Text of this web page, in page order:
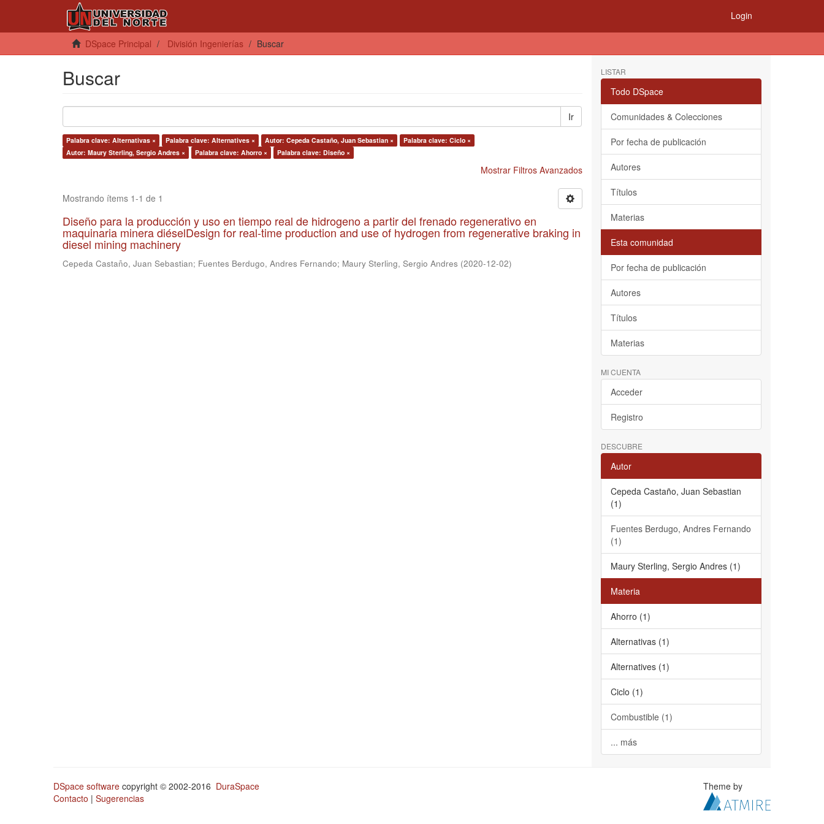
Login
DSpace Principal División Ingenierías Buscar
Buscar
Ir
Palabra clave: Alternativas × Palabra clave: Alternatives × Autor: Cepeda Castaño, Juan Sebastian ×
Palabra clave: Ciclo ×
Autor: Maury Sterling, Sergio Andres ×
Palabra clave: Ahorro × Palabra clave: Diseño ×
Mostrar Filtros Avanzados
Mostrando ítems 1-1 de 1
Diseño para la producción y uso en tiempo real de hidrogeno a partir del frenado regenerativo en
maquinaria minera diéselDesign for real-time production and use of hydrogen from regenerative braking in
diesel mining machinery
Cepeda Castaño, Juan Sebastian; Fuentes Berdugo, Andres Fernando; Maury Sterling, Sergio Andres (2020-12-02)
LISTAR
Todo DSpace
Comunidades & Colecciones
Por fecha de publicación
Autores
Títulos
Materias
Esta comunidad
Por fecha de publicación
Autores
Títulos
Materias
MI CUENTA
Acceder
Registro
DESCUBRE
Autor
Cepeda Castaño, Juan Sebastian
(1)
Fuentes Berdugo, Andres Fernando
(1)
Maury Sterling, Sergio Andres (1)
Materia
Ahorro (1)
Alternativas (1)
Alternatives (1)
Ciclo (1)
Combustible (1)
... más
DSpace software copyright © 2002-2016 DuraSpace
Contacto | Sugerencias
Theme by